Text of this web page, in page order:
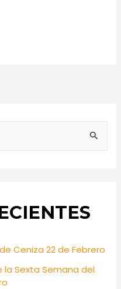
Ceniza 22 de Febrero
la Sexta Semana del